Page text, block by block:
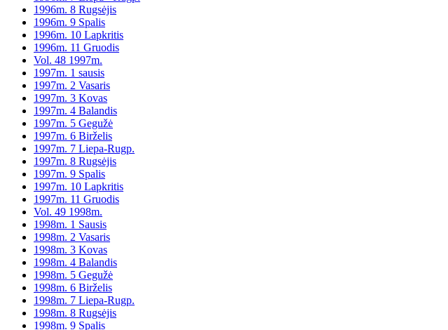
1996m. 8 Rugsėjis
1996m. 9 Spalis
1996m. 10 Lapkritis
1996m. 11 Gruodis
Vol. 48 1997m.
1997m. 1 sausis
1997m. 2 Vasaris
1997m. 3 Kovas
1997m. 4 Balandis
1997m. 5 Gegužė
1997m. 6 Birželis
1997m. 7 Liepa-Rugp.
1997m. 8 Rugsėjis
1997m. 9 Spalis
1997m. 10 Lapkritis
1997m. 11 Gruodis
Vol. 49 1998m.
1998m. 1 Sausis
1998m. 2 Vasaris
1998m. 3 Kovas
1998m. 4 Balandis
1998m. 5 Gegužė
1998m. 6 Birželis
1998m. 7 Liepa-Rugp.
1998m. 8 Rugsėjis
1998m. 9 Spalis